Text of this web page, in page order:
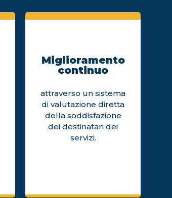
Miglioramento
continuo
attraverso un sistema
di valutazione diretta
della soddisfazione
dei destinatari dei
servizi.